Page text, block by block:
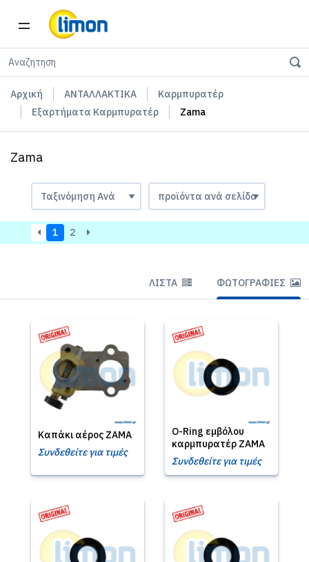
Αρχική ΑΝΤΑΛΛΑΚΤΙΚΑ
Καρμπυρατέρ
Εξαρτήματα Καρμπυρατέρ
Zama
Zama
1 2
ΛΊΣΤΑ ΦΩΤΟΓΡΑΦΊΕΣ
Kαπάκι αέρος ZAMA
Συνδεθείτε για τιμές
O-Ring εμβόλου
καρμπυρατέρ ZAMA
Συνδεθείτε για τιμές